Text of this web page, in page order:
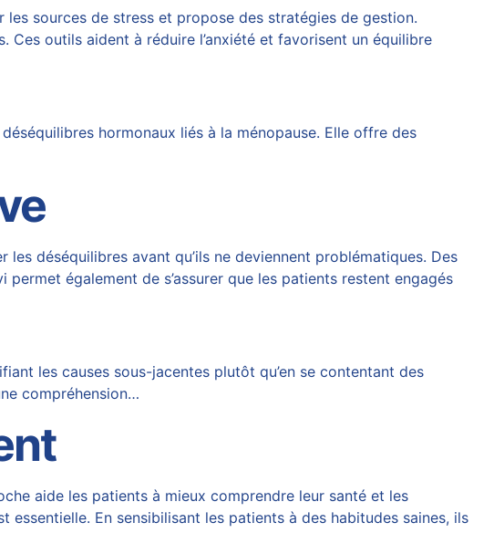
sources de stress et propose des stratégies de gestion.
outils aident à réduire l’anxiété et favorisent un équilibre
hormonaux liés à la ménopause. Elle offre des
déséquilibres avant qu’ils ne deviennent problématiques. Des
également de s’assurer que les patients restent engagés
les causes sous-jacentes plutôt qu’en se contentant des
compréhension…
aide les patients à mieux comprendre leur santé et les
essentielle. En sensibilisant les patients à des habitudes saines, ils